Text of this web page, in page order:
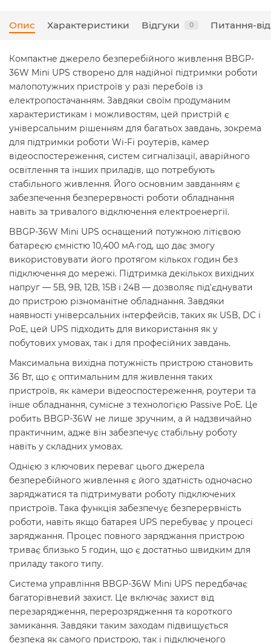
Опис Характеристики Відгуки 0 Питання-
Компактне джерело безперебійного живлення BBGP-
36W Mini UPS створено для надійної підтримки роботи
малопотужних пристроїв у разі перебоїв із
електропостачанням. Завдяки своїм продуманим
характеристикам і можливостям, цей пристрій є
універсальним рішенням для багатьох завдань, зокрема
для підтримки роботи Wi-Fi роутерів, камер
відеоспостереження, систем сигналізації, аварійного
освітлення та інших приладів, що потребують
стабільного живлення. Його основним завданням є
забезпечення безперервності роботи обладнання
навіть за тривалого відключення електроенергії.
BBGP-36W Mini UPS оснащений потужною літієвою
батареєю ємністю 10,400 мА·год, що дає змогу
використовувати його протягом кількох годин без
підключення до мережі. Підтримка декількох вихідних
напруг — 5В, 9В, 12В, 15В і 24В — дозволяє під'єднувати
до пристрою різноманітне обладнання. Завдяки
наявності універсальних інтерфейсів, таких як USB, DC і
PoE, цей UPS підходить для використання як у
побутових умовах, так і для професійних завдань.
Максимальна вихідна потужність пристрою становить
36 Вт, що є оптимальним для живлення таких
пристроїв, як камери відеоспостереження, роутери та
інше обладнання, сумісне з технологією Passive PoE. Це
робить BBGP-36W не лише зручним, а й надзвичайно
практичним, адже він забезпечує стабільну роботу
навіть у складних умовах.
Однією з ключових переваг цього джерела
безперебійного живлення є його здатність одночасно
заряджатися та підтримувати роботу підключених
пристроїв. Така функція забезпечує безперервність
роботи, навіть якщо батарея UPS перебуває у процесі
заряджання. Процес повного заряджання пристрою
триває близько 5 годин, що є достатньо швидким для
приладу такого типу.
Система управління BBGP-36W Mini UPS передбачає
багаторівневий захист. Це включає захист від
перезарядження, перерозрядження та короткого
замикання. Завдяки таким заходам підвищується
безпека як самого пристрою, так і підключеного